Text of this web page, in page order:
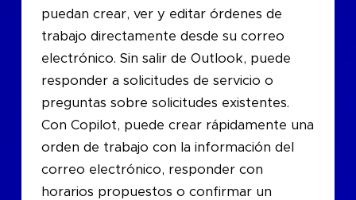
puedan crear, ver y editar órdenes de
trabajo directamente desde su correo
electrónico. Sin salir de Outlook, puede
responder a solicitudes de servicio o
preguntas sobre solicitudes existentes.
Con Copilot, puede crear rápidamente una
orden de trabajo con la información del
correo electrónico, responder con
horarios propuestos o confirmar un